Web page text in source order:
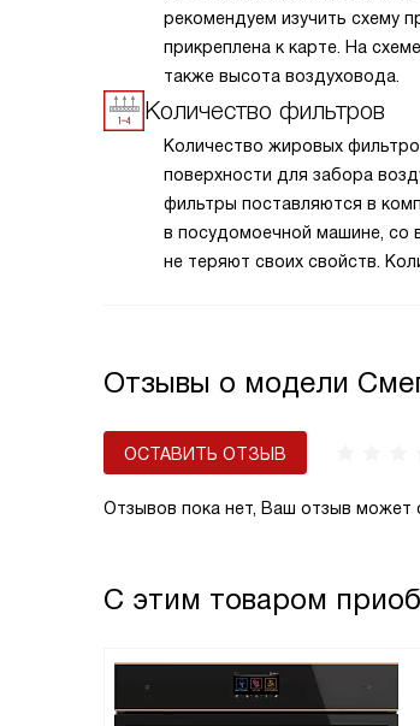
рекомендуем изучить схему
прикреплена к карте. На
также высота воздуховода.
Количество фильтров
Количество жировых
поверхности для забора
фильтры поставляются в
в посудомоечной машине, со
не теряют своих свойств.
Отзывы о модели
ОСТАВИТЬ ОТЗЫВ
Отзывов пока нет, Ваш отзыв может
С этим товаром